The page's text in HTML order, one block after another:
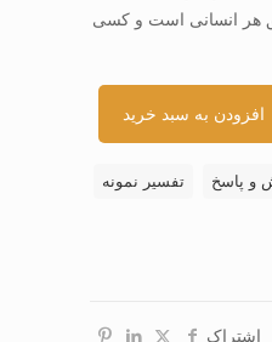
هر انسانی است و کسی
افزودن به سبد خرید
و پاسخ تفسیر نمونه
اشتراک